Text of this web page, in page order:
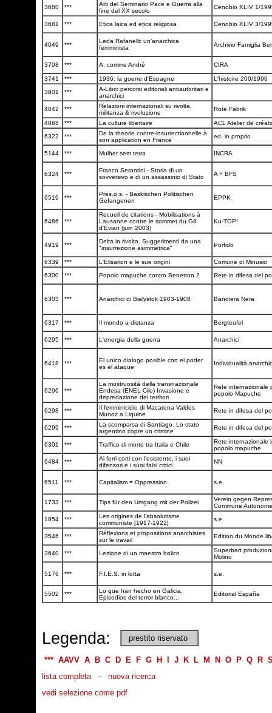
3680 ***
Atti del Seminario Pace e Guerra alla
fine del XX secolo
Cenobio XLIV 1/
3681 *** Etica laica ed etica religiosa Cenobio XLIV 3/
4049 ***
Leda Rafanelli: un'anarchica
femminista
Archivio Famiglia
3708 *** A, comme André CIRA
3741 *** 1936: la guerre d'Espagne
L'histoire 200/1996
3801
***
A-Libri: percorsi editoriali antiautoritari e
anarchici
4042
***
Relazioni internazionali su rivolta,
militanza & rivoluzione
Rote Fabrik
4068 *** La culture libertaire
ACL Atelier de
6322
***
De la theorie contre-insurrectionnelle à
son application en France
ed. in proprio
5144 *** Mulher sem terra INCRA
6324 ***
Franco Serantini - Storia di un
sovversivo e di un assassinio di Stato
A + BFS
6519 ***
Pres.o.s. - Baskischen Politischen
Gefangenen
EPPK
6486 ***
Recueil de citations - Mobilisations à
Lausanne contre le sommet du G8
d'Evian (juin 2003)
Ku-TOP!
4919 ***
Delta in rivolta. Suggerimenti da una
"insurrezione asimmetrica"
Porfido
6339 *** L'Elisarion e le sue origini
Comune di Minusio
6300
*** Popolo mapuche contro Benetton 2 Rete in difesa del
6303 *** Anarchici di Bialystok 1903-1908 Bandiera Nera
6317 *** Il mondo a distanza Bergteufel
6295 *** L'energia della guerra Anarchici
6418 ***
El unico dialogo posible con el poder
es el ataque
Individualità
6296 ***
La mostruosità della transnazionale
Endesa (ENEL Cile) Invasione e
depredazione dei territori
Rete internazionale
popolo Mapuche
6298 ***
Il femminicidio di Macarena Valdes
Munoz a Liquine
Rete in difesa del
6299 ***
La scomparsa di Santiago. Lo stato
argentino copre un crimine
Rete in difesa del
6301 *** Traffico di morte tra Italia e Chile
Rete internazionale
popolo mapuche
6484
***
Ai ferri corti con l'esistente, i suoi
difensori e i suoi falsi critici
NN
6511 *** Capitalism = Oppression s.e.
1733 *** Tips für den Umgang mit der Polizei
Verein gegen
Commune
1854
***
Les origines de l'absolutisme
communiste [1917-1922]
s.e.
3546 ***
Réflexions et propositions anarchistes
sur le travail
Edition du Monde
3640 *** Lezione di un maestro bolico
Superbart
Molino
5176 *** F.I.E.S. in lotta s.e.
5502 ***
Lo que han hecho en Galicia.
Episodios del terror blanco...
Editorial España
Legenda: prestito riservato
*** AAVV A B C D E F G H J K L M N O P Q R
lista completa- nuova ricerca
vedi selezione come pdf